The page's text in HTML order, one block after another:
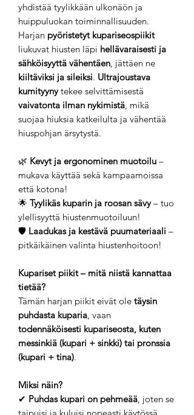
yhdistää tyylikkään ulkonäön ja
huippuluokan toiminnallisuuden.
Harjan pyöristetyt kupariseospiikit
liukuvat hiusten läpi hellävaraisesti ja
sähköisyyttä vähentäen , jättäen ne
kiiltäviksi ja sileiksi. Ultrajoustava
kumityynytekee selvittämisestä
vaivatonta ilman nykimistä , mikä
suojaa hiuksia katkeilulta ja vähentää
hiuspohjan ärsytystä.
🌿 Kevyt ja ergonominen muotoilu –
mukava käyttää sekä kampaamoissa
että kotona!
🌟 Tyylikäs kuparin ja roosan sävy– tuo
ylellisyyttä hiustenmuotoiluun!
🛡️ Laadukas ja kestävä puumateriaali –
pitkäikäinen valinta hiustenhoitoon!
Kupariset piikit – mitä niistä kannattaa
tietää?
Tämän harjan piikit eivät ole täysin
puhdasta kuparia , vaan
todennäköisesti kupariseosta, kuten
messinkiä (kupari + sinkki) tai pronssia
(kupari + tina).
Miksi näin?
✔ Puhdas kupari on pehmeää , joten se
taipuisi ja kuluisi nopeasti käytössä.